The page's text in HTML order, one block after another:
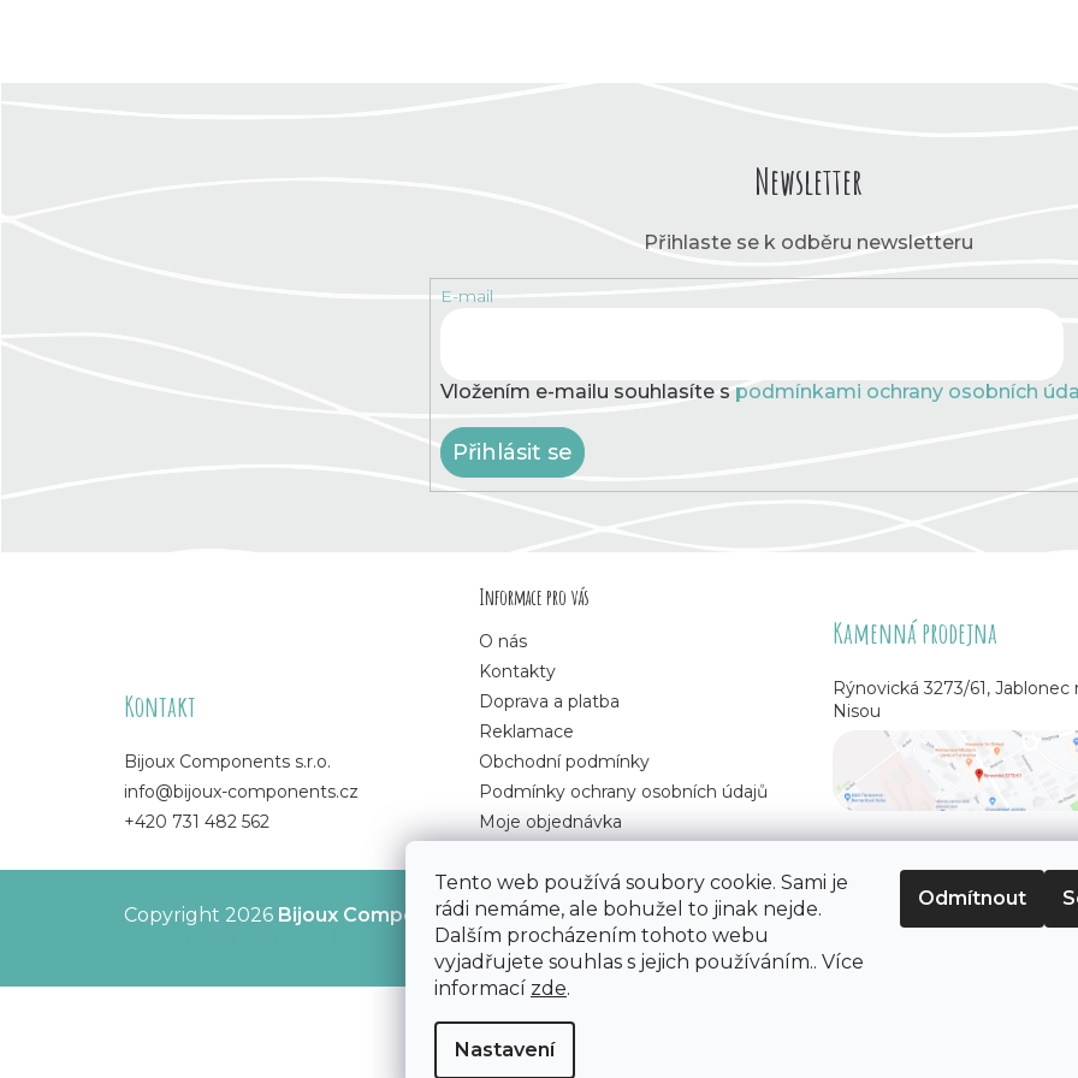
Tento web používá soubory cookie. Sami je
rádi nemáme, ale bohužel to jinak nejde.
Dalším procházením tohoto webu
vyjadřujete souhlas s jejich používáním.. Více
informací zde.
Nastavení
Odmítnout
Newsletter
Přihlaste se k odběru newsletteru
E-mail
Vložením e-mailu souhlasíte s podmínkami ochrany osobních
Přihlásit se
Kontakt
Bijoux Components s.r.o.
info@bijoux-components.cz
+420 731 482 562
Informace pro vás
O nás
Kontakty
Doprava a platba
Reklamace
Obchodní podmínky
Podmínky ochrany osobních údajů
Moje objednávka
Kamenná prodejna
Rýnovická 3273/61, Jablonec
Nisou
Copyright 2026 Bijoux Components - Svět korálků. Všechna práva vyhrazena.